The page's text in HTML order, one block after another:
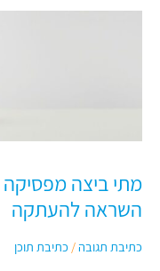
מתי ביצה מפסיקה
השראה להעתקה
כתיבת תגובה/ כתיבת תוכן
הגבול
בין